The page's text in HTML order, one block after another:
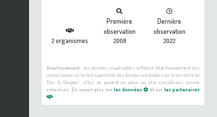
2organismes
Première
observation
2008
Dernière
observation
2022
Avertissement :les données visualisables reflètent l'état d'avancement des
connaissances et/ou la disponibilité des données existantes sur le territoire du
Parc & Géoparc : elles ne peuvent en aucun cas être considérées comme
exhaustives. En savoir plus sur les données et surles partenaires